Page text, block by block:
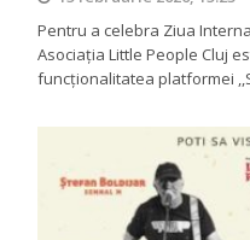
Pentru a celebra Ziua
Asociația Little People Cluj
funcționalitatea platformei